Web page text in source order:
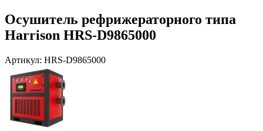
Осушитель рефрижераторного типа
Harrison HRS-D9865000
Артикул: HRS-D9865000